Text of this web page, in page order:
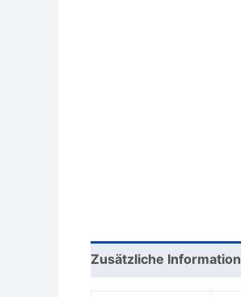
Zusätzliche Information